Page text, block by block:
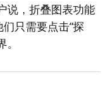
，折叠图表功能
只需要点击“探